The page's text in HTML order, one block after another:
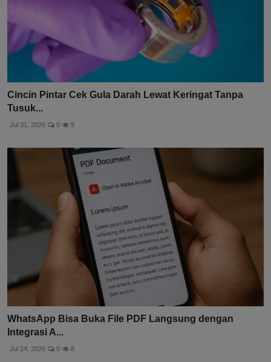
Cincin Pintar Cek Gula Darah Lewat Keringat Tanpa
Tusuk...
Jul 31, 2026 0 9
WhatsApp Bisa Buka File PDF Langsung dengan
Integrasi A...
Jul 24, 2026 0 8